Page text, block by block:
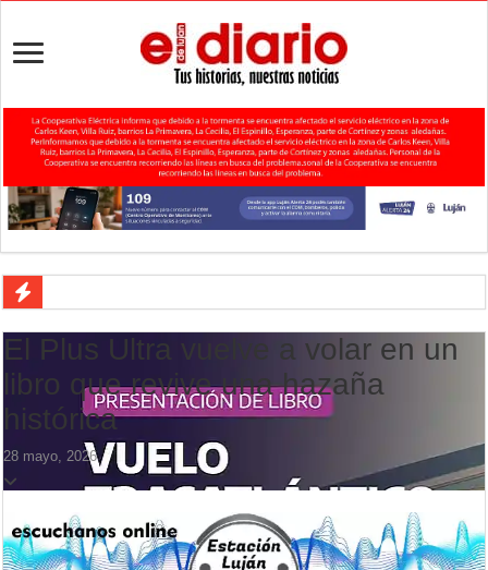
Agenda del Teatro Trinidad Guevara: agosto llega con una cartelera
ANMAT retiró productos tras detectar un robo que compromete su
Fiesta de la Galleta de Campo: Tomás Jofré se prepara para otra
Luján volvió al Campeonato Provincial de bochas
Torres se prepara para una nueva fiesta gastronómica
Patentes: La Provincia lanzó un asistente virtual para consultar
Corte de energía en Olivera: cuándo será y cuánto durará
El Plus Ultra vuelve a volar en un
libro que revive una hazaña
histórica
28 mayo, 2026